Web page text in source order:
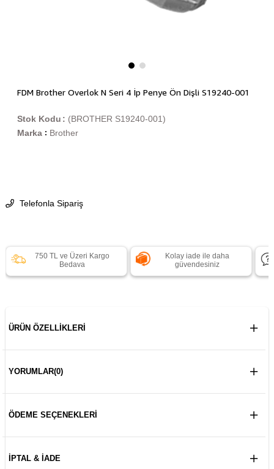
FDM Brother Overlok N Seri 4 İp Penye Ön Dişli S19240-001
(BROTHER S19240-001)
Stok Kodu
Marka : Brother
Telefonla Sipariş
750 TL ve Üzeri Kargo
Bedava
Kolay iade ile daha
güvendesiniz
ÜRÜN ÖZELLIKLERI
YORUMLAR(0)
ÖDEME SEÇENEKLERI
İPTAL & İADE